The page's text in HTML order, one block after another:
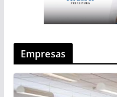
Empresas